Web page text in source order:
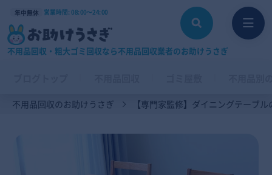
年中無休 営業時間: 08:00〜24:00
不用品回収・粗大ゴミ回収なら不用品回収業者のお助けうさぎ
不用品回収のお助けうさぎ 【専門家監修】ダイニングテーブ